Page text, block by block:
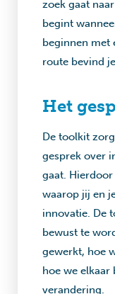
zoek gaat
begint
beginnen met
route bevind
Het
De toolkit
gesprek over
gaat.
waarop jij en
innovatie. De
bewust te
gewerkt, hoe
hoe we elkaar
verandering.